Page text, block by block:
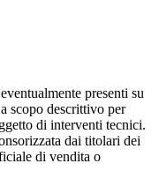
presenti su
scopo descrittivo per
di interventi tecnici.
dai titolari dei
di vendita o